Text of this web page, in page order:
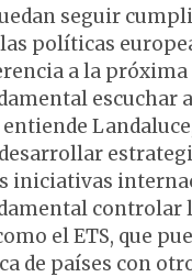
seguir
políticas
a la
iniciativas
controlar
el ETS, que
de países con